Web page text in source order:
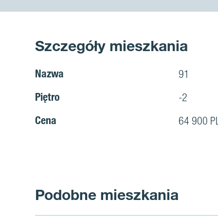
Szczegóły mieszkania
Nazwa 91
Piętro -2
Cena 64 900
Podobne mieszkania